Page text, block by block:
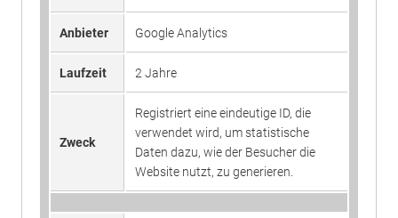
Anbieter Google Analytics
Laufzeit 2 Jahre
Zweck
Registriert eine eindeutige ID, die
verwendet wird, um statistische
Daten dazu, wie der Besucher die
Website nutzt, zu generieren.